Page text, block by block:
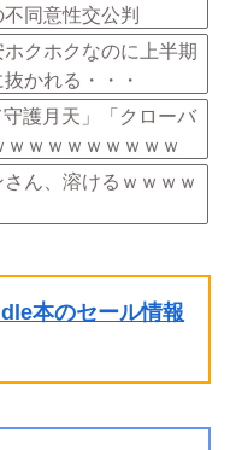
同意性交公判
ホクホクなのに上半期
かれる・・・
守護月天」「クローバ
ｗｗｗｗｗｗｗｗ
さん、溶けるｗｗｗｗ
本のセール情報